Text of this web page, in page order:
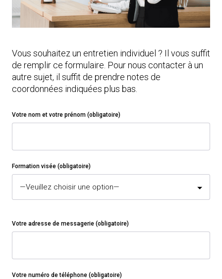
Vous souhaitez un entretien individuel ? Il vous suffit
de remplir ce formulaire. Pour nous contacter à un
autre sujet, il suffit de prendre notes de
coordonnées indiquées plus bas.
Votre nom et votre prénom (obligatoire)
Formation visée (obligatoire)
Votre adresse de messagerie (obligatoire)
Votre numéro de téléphone (obligatoire)